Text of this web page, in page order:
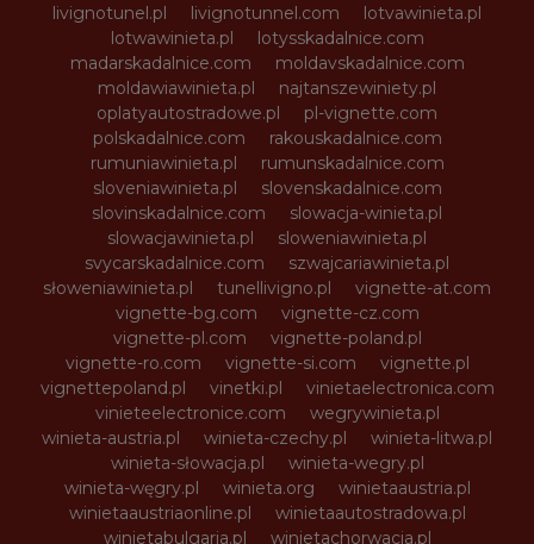
livignotunel.pl
livignotunnel.com
lotvawinieta.pl
lotwawinieta.pl
lotysskadalnice.com
madarskadalnice.com
moldavskadalnice.com
moldawiawinieta.pl
najtanszewiniety.pl
oplatyautostradowe.pl
pl-vignette.com
polskadalnice.com
rakouskadalnice.com
rumuniawinieta.pl
rumunskadalnice.com
sloveniawinieta.pl
slovenskadalnice.com
slovinskadalnice.com
slowacja-winieta.pl
slowacjawinieta.pl
sloweniawinieta.pl
svycarskadalnice.com
szwajcariawinieta.pl
słoweniawinieta.pl
tunellivigno.pl
vignette-at.com
vignette-bg.com
vignette-cz.com
vignette-pl.com
vignette-poland.pl
vignette-ro.com
vignette-si.com
vignette.pl
vignettepoland.pl
vinetki.pl
vinietaelectronica.com
vinieteelectronice.com
wegrywinieta.pl
winieta-austria.pl
winieta-czechy.pl
winieta-litwa.pl
winieta-słowacja.pl
winieta-wegry.pl
winieta-węgry.pl
winieta.org
winietaaustria.pl
winietaaustriaonline.pl
winietaautostradowa.pl
winietabulgaria.pl
winietachorwacja.pl